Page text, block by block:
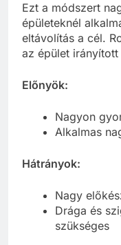
Ezt a módszert
épületeknél
eltávolítás a cél.
az épület
Előnyök:
Nagyon
Alkalmas
Hátrányok:
Nagy
Drága és
szükséges